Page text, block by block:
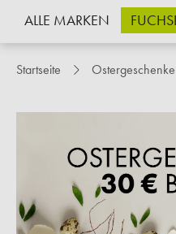
ALLE MARKEN
Startseite